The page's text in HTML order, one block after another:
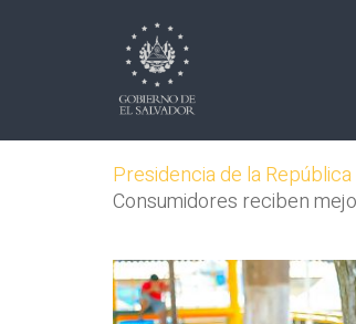
Presidencia de la
Consumidores reciben